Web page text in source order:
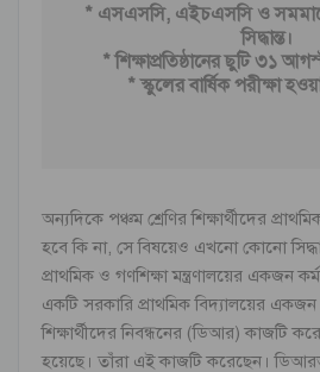
* এসএসসি, এইচএসসি ও
সিদ্ধান্ত।
* শিক্ষাপ্রতিষ্ঠানের ছুটি ৩১
* স্কুলের বার্ষিক পরীক্ষা
অন্যদিকে পঞ্চম শ্রেণির শিক্ষার্থীদের
হবে কি না, সে বিষয়েও এখনো কোনো
প্রাথমিক ও গণশিক্ষা মন্ত্রণালয়ের একজন
একটি সরকারি প্রাথমিক বিদ্যালয়ের একজন
শিক্ষার্থীদের নিবন্ধনের (ডিআর) কাজটি
হয়েছে। তাঁরা এই কাজটি করেছেন।